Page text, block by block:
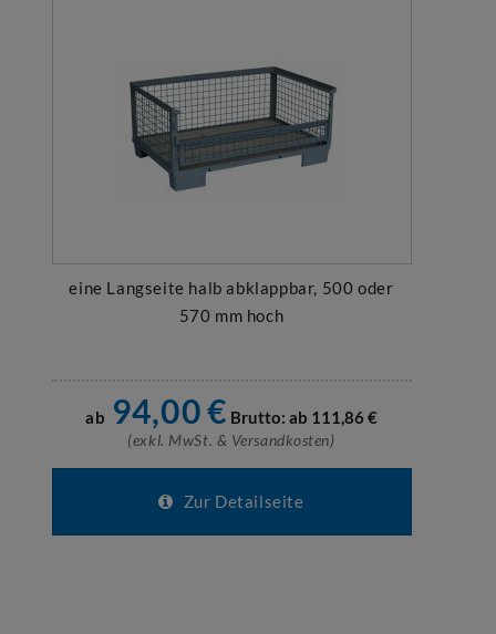
eine Langseite halb abklappbar, 500 oder
570 mm hoch
ab 94,00€ Brutto: ab 111,86€
(exkl. MwSt. & Versandkosten)
Zur Detailseite